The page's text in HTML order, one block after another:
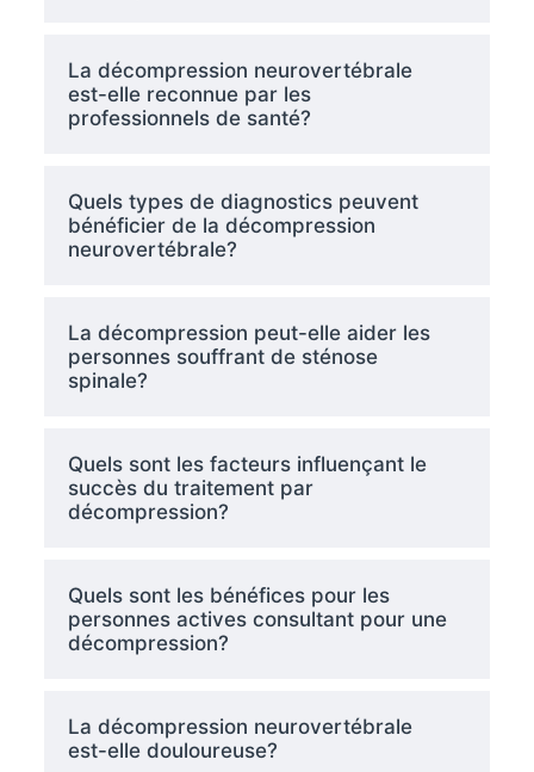
La décompression neurovertébrale
est-elle reconnue par les
professionnels de santé?
Quels types de diagnostics peuvent
bénéficier de la décompression
neurovertébrale?
La décompression peut-elle aider les
personnes souffrant de sténose
spinale?
Quels sont les facteurs influençant le
succès du traitement par
décompression?
Quels sont les bénéfices pour les
personnes actives consultant pour une
décompression?
La décompression neurovertébrale
est-elle douloureuse?